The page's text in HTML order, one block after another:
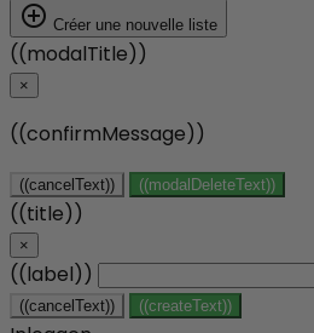
add_circle_outline Créer une nouvelle liste
((modalTitle))
×
((confirmMessage))
((cancelText)) ((modalDeleteText))
((title))
×
((label))
((cancelText)) ((createText))